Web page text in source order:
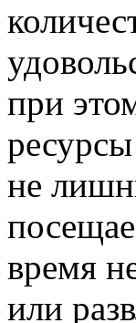
при
не
время
или